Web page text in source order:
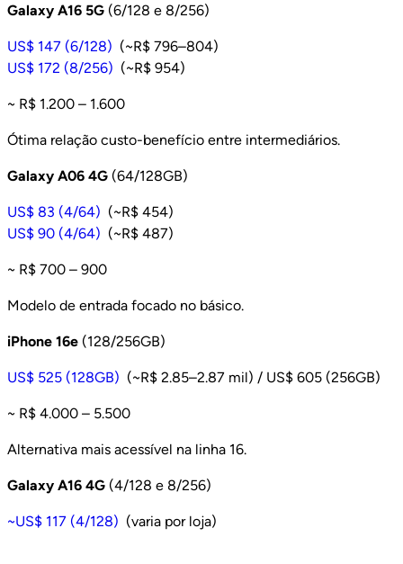
Galaxy A16 5G (6/128 e 8/256)
US$ 147 (6/128) (~R$ 796–804)
US$ 172 (8/256) (~R$ 954)
~ R$ 1.200 – 1.600
Ótima relação custo-benefício entre intermediários.
Galaxy A06 4G (64/128GB)
US$ 83 (4/64) (~R$ 454)
US$ 90 (4/64) (~R$ 487)
~ R$ 700 – 900
Modelo de entrada focado no básico.
iPhone 16e (128/256GB)
US$ 525 (128GB) (~R$ 2.85–2.87 mil) / US$ 605 (256GB)
~ R$ 4.000 – 5.500
Alternativa mais acessível na linha 16.
Galaxy A16 4G (4/128 e 8/256)
~US$ 117 (4/128) (varia por loja)